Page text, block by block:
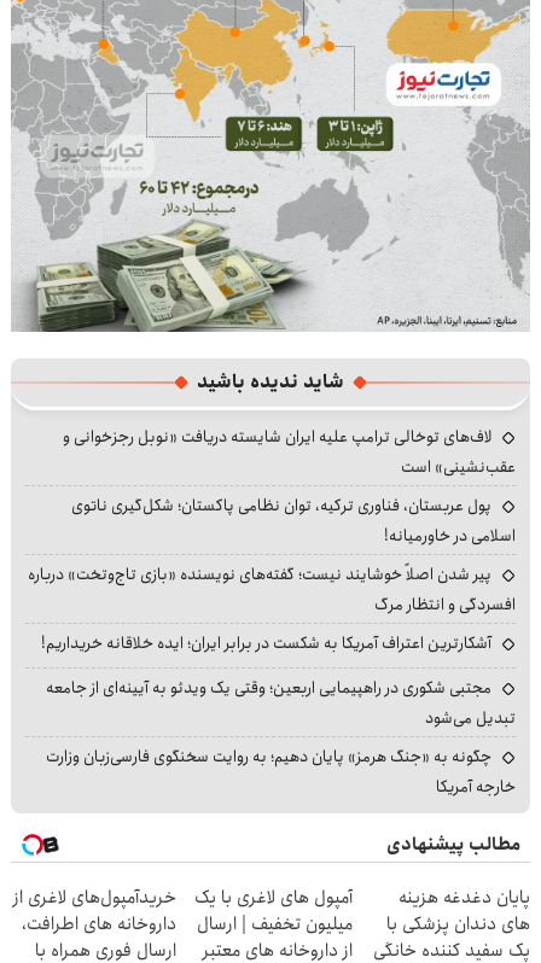
شاید ندیده باشید
لاف‌های توخالی ترامپ علیه ایران شایسته دریافت «نوبل رجزخوانی و
عقب‌نشینی» است
پول عربستان، فناوری ترکیه، توان نظامی پاکستان؛ شکل‌گیری ناتوی
اسلامی در خاورمیانه!
پیر شدن اصلاً خوشایند نیست؛ گفته‌های نویسنده «بازی تاج‌وتخت» درباره
افسردگی و انتظار مرگ
آشکارترین اعتراف آمریکا به شکست در برابر ایران؛ ایده خلاقانه خریداریم!
مجتبی شکوری در راهپیمایی اربعین؛ وقتی یک ویدئو به آیینه‌ای از جامعه
تبدیل می‌شود
چگونه به «جنگ هرمز» پایان دهیم؛ به روایت سخنگوی فارسی‌زبان وزارت
خارجه آمریکا
مطالب پیشنهادی
پایان دغدغه هزینه
های دندان پزشکی با
پک سفید کننده خانگی
آمپول های لاغری با یک
میلیون تخفیف | ارسال
از داروخانه های معتبر
خریدآمپول‌های لاغری از
داروخانه های اطرافت،
ارسال فوری همراه با